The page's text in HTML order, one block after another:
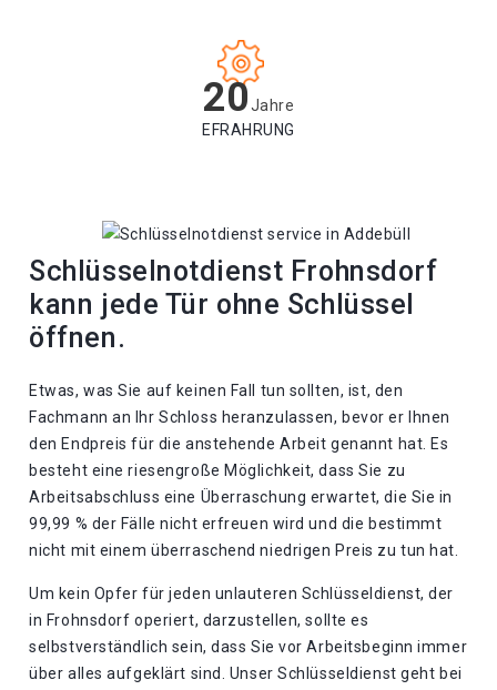
20Jahre
EFRAHRUNG
Schlüsselnotdienst Frohnsdorf
kann jede Tür ohne Schlüssel
öffnen.
Etwas, was Sie auf keinen Fall tun sollten, ist, den
Fachmann an Ihr Schloss heranzulassen, bevor er Ihnen
den Endpreis für die anstehende Arbeit genannt hat. Es
besteht eine riesengroße Möglichkeit, dass Sie zu
Arbeitsabschluss eine Überraschung erwartet, die Sie in
99,99 % der Fälle nicht erfreuen wird und die bestimmt
nicht mit einem überraschend niedrigen Preis zu tun hat.
Um kein Opfer für jeden unlauteren Schlüsseldienst, der
in Frohnsdorf operiert, darzustellen, sollte es
selbstverständlich sein, dass Sie vor Arbeitsbeginn immer
über alles aufgeklärt sind. Unser Schlüsseldienst geht bei